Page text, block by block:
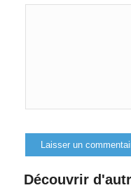
Alternative:
Découvrir